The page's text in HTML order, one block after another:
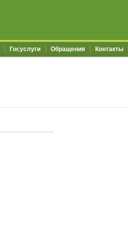
Госуслуги Обращения Контакты